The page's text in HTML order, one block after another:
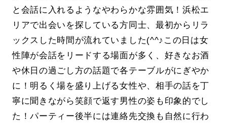
と会話に入れるようなやわらかな雰囲気！浜松エ
リアで出会いを探している方同士、最初からリラ
ックスした時間が流れていました(^^♪この日は女
性陣が会話をリードする場面が多く、好きなお酒
や休日の過ごし方の話題で各テーブルがにぎやか
に！明るく場を盛り上げる女性や、相手の話を丁
寧に聞きながら笑顔で返す男性の姿も印象的でし
た！パーティー後半には連絡先交換も自然に行わ